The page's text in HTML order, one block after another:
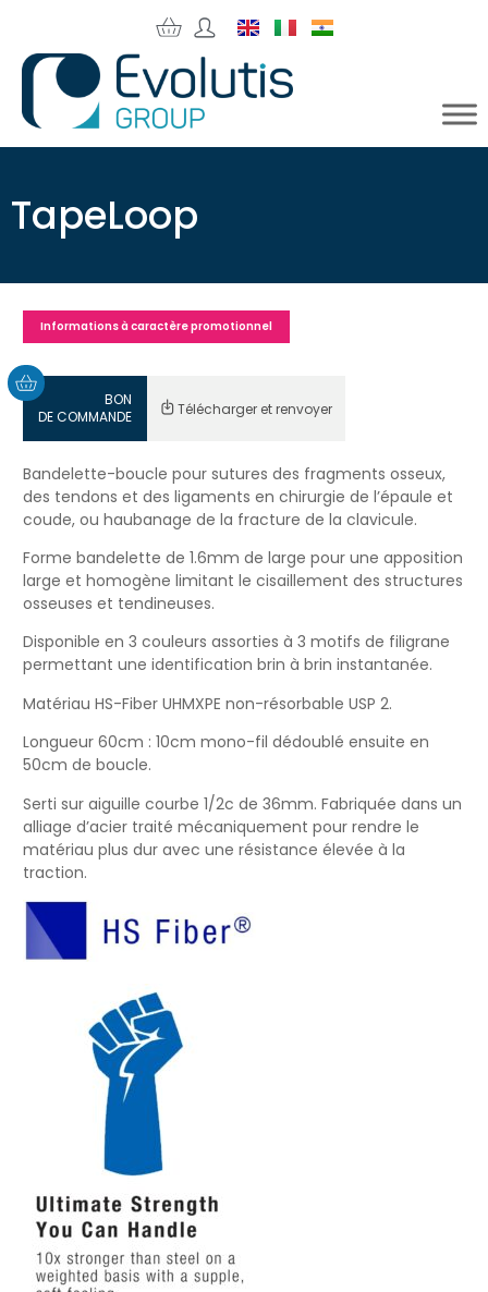
TapeLoop
Informations à caractère promotionnel
BON
DE COMMANDE
Télécharger et renvoyer
Bandelette-boucle pour sutures des fragments osseux,
des tendons et des ligaments en chirurgie de l’épaule et
coude, ou haubanage de la fracture de la clavicule.
Forme bandelette de 1.6mm de large pour une apposition
large et homogène limitant le cisaillement des structures
osseuses et tendineuses.
Disponible en 3 couleurs assorties à 3 motifs de filigrane
permettant une identification brin à brin instantanée.
Matériau HS-Fiber UHMXPE non-résorbable USP 2.
Longueur 60cm : 10cm mono-fil dédoublé ensuite en
50cm de boucle.
Serti sur aiguille courbe 1/2c de 36mm. Fabriquée dans un
alliage d’acier traité mécaniquement pour rendre le
matériau plus dur avec une résistance élevée à la
traction.